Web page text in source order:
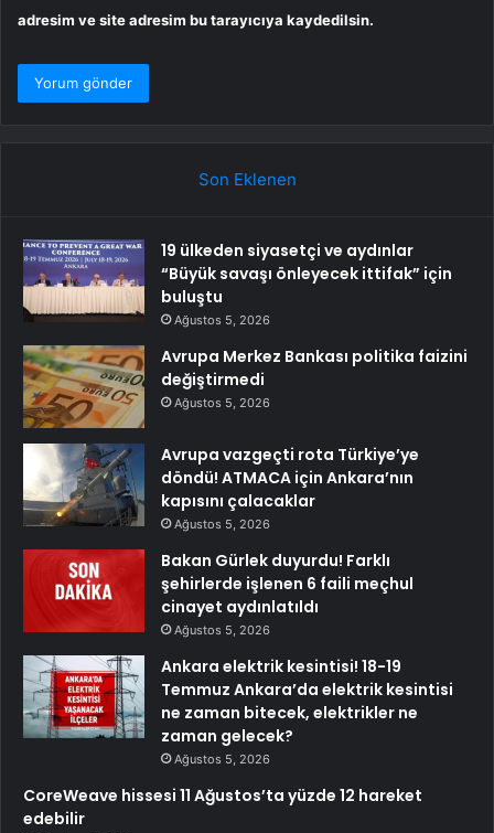
adresim ve site adresim bu tarayıcıya kaydedilsin.
Son Eklenen
19 ülkeden siyasetçi ve aydınlar
“Büyük savaşı önleyecek ittifak” için
buluştu
Ağustos 5, 2026
Avrupa Merkez Bankası politika faizini
değiştirmedi
Ağustos 5, 2026
Avrupa vazgeçti rota Türkiye’ye
döndü! ATMACA için Ankara’nın
kapısını çalacaklar
Ağustos 5, 2026
Bakan Gürlek duyurdu! Farklı
şehirlerde işlenen 6 faili meçhul
cinayet aydınlatıldı
Ağustos 5, 2026
Ankara elektrik kesintisi! 18-19
Temmuz Ankara’da elektrik kesintisi
ne zaman bitecek, elektrikler ne
zaman gelecek?
Ağustos 5, 2026
CoreWeave hissesi 11 Ağustos’ta yüzde 12 hareket
edebilir